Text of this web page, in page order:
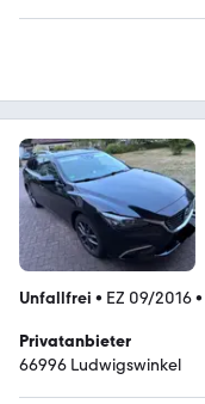
Unfallfrei • EZ 09/2016•
Privatanbieter
66996 Ludwigswinkel